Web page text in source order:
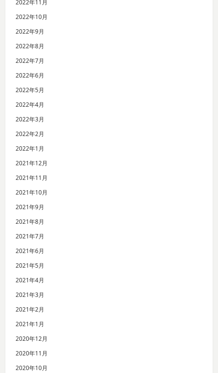
2022年11月
2022年10月
2022年9月
2022年8月
2022年7月
2022年6月
2022年5月
2022年4月
2022年3月
2022年2月
2022年1月
2021年12月
2021年11月
2021年10月
2021年9月
2021年8月
2021年7月
2021年6月
2021年5月
2021年4月
2021年3月
2021年2月
2021年1月
2020年12月
2020年11月
2020年10月